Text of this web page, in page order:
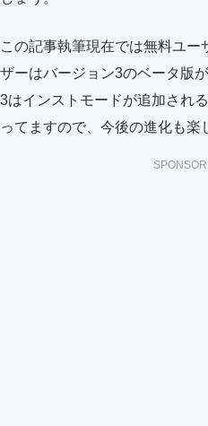
この記事執筆現在では無料ユ
ザーはバージョン3のベータ版
3はインストモードが追加され
ってますので、今後の進化も楽